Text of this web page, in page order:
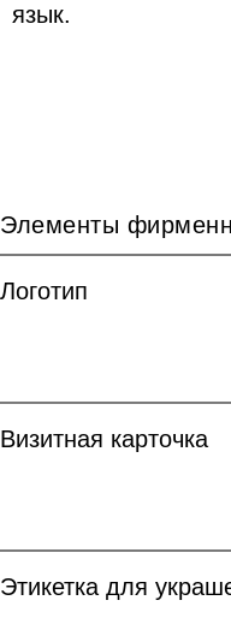
язык.
Элементы
Логотип
Визитная карточка
Этикетка для